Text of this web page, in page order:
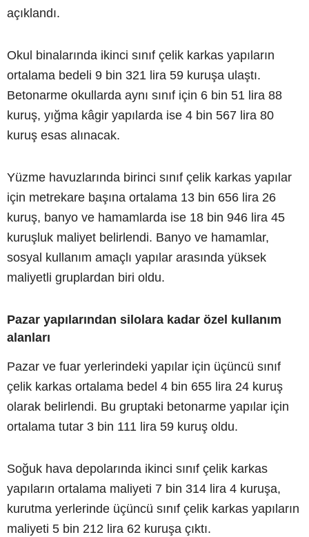
açıklandı.
Okul binalarında ikinci sınıf çelik karkas yapıların
ortalama bedeli 9 bin 321 lira 59 kuruşa ulaştı.
Betonarme okullarda aynı sınıf için 6 bin 51 lira 88
kuruş, yığma kâgir yapılarda ise 4 bin 567 lira 80
kuruş esas alınacak.
Yüzme havuzlarında birinci sınıf çelik karkas yapılar
için metrekare başına ortalama 13 bin 656 lira 26
kuruş, banyo ve hamamlarda ise 18 bin 946 lira 45
kuruşluk maliyet belirlendi. Banyo ve hamamlar,
sosyal kullanım amaçlı yapılar arasında yüksek
maliyetli gruplardan biri oldu.
Pazar yapılarından silolara kadar özel kullanım
alanları
Pazar ve fuar yerlerindeki yapılar için üçüncü sınıf
çelik karkas ortalama bedel 4 bin 655 lira 24 kuruş
olarak belirlendi. Bu gruptaki betonarme yapılar için
ortalama tutar 3 bin 111 lira 59 kuruş oldu.
Soğuk hava depolarında ikinci sınıf çelik karkas
yapıların ortalama maliyeti 7 bin 314 lira 4 kuruşa,
kurutma yerlerinde üçüncü sınıf çelik karkas yapıların
maliyeti 5 bin 212 lira 62 kuruşa çıktı.